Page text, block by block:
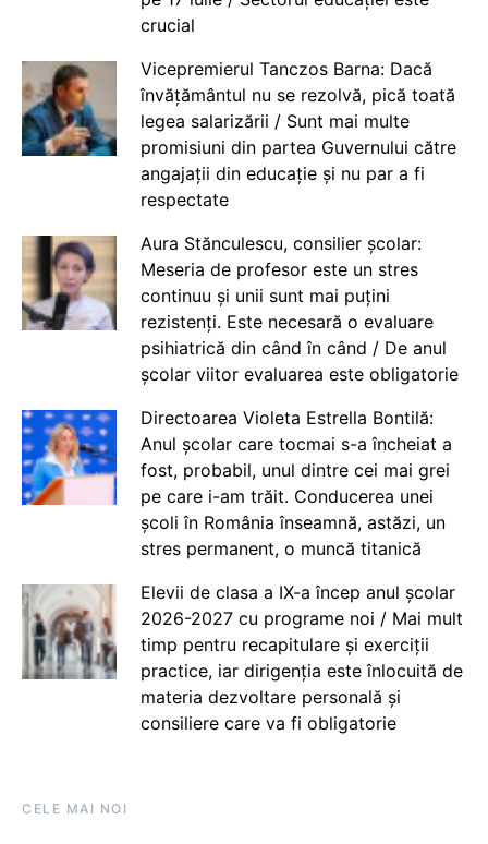
crucial
Vicepremierul Tanczos Barna: Dacă
învățământul nu se rezolvă, pică toată
legea salarizării / Sunt mai multe
promisiuni din partea Guvernului către
angajații din educație și nu par a fi
respectate
Aura Stănculescu, consilier școlar:
Meseria de profesor este un stres
continuu și unii sunt mai puțini
rezistenți. Este necesară o evaluare
psihiatrică din când în când / De anul
școlar viitor evaluarea este obligatorie
Directoarea Violeta Estrella Bontilă:
Anul școlar care tocmai s-a încheiat a
fost, probabil, unul dintre cei mai grei
pe care i-am trăit. Conducerea unei
școli în România înseamnă, astăzi, un
stres permanent, o muncă titanică
Elevii de clasa a IX-a încep anul școlar
2026-2027 cu programe noi / Mai mult
timp pentru recapitulare și exerciții
practice, iar dirigenția este înlocuită de
materia dezvoltare personală și
consiliere care va fi obligatorie
CELE MAI NOI